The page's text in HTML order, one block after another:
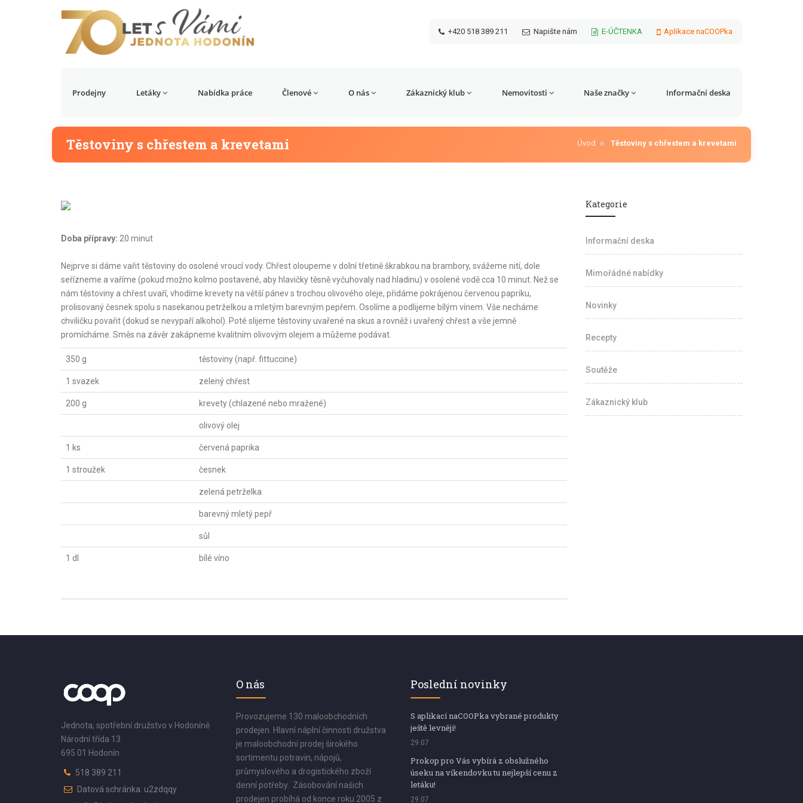
+420 518 389 211 Napište nám E-ÚČTENKA Aplikace naCOOPka
Prodejny Letáky Nabídka práce Členové O nás Zákaznický klub Nemovitosti Naše značky Informační deska
Těstoviny s chřestem a krevetami Úvod Těstoviny s chřestem a krevetami
Doba přípravy: 20 minut
Nejprve si dáme vařit těstoviny do osolené vroucí vody. Chřest oloupeme v dolní třetině škrabkou na brambory, svážeme nití, dole
seřízneme a vaříme (pokud možno kolmo postavené, aby hlavičky těsně vyčuhovaly nad hladinu) v osolené vodě cca 10 minut. Než se
nám těstoviny a chřest uvaří, vhodíme krevety na větší pánev s trochou olivového oleje, přidáme pokrájenou červenou papriku,
prolisovaný česnek spolu s nasekanou petrželkou a mletým barevným pepřem. Osolíme a podlijeme bílým vínem. Vše necháme
chviličku povařit (dokud se nevypaří alkohol). Poté slijeme těstoviny uvařené na skus a rovněž i uvařený chřest a vše jemně
promícháme. Směs na závěr zakápneme kvalitním olivovým olejem a můžeme podávat.
350 g těstoviny (např. fittuccine)
1 svazek zelený chřest
200 g krevety (chlazené nebo mražené)
olivový olej
1 ks červená paprika
1 stroužek česnek
zelená petrželka
barevný mletý pepř
sůl
1 dl bílé víno
Kategorie
Informační deska
Mimořádné nabídky
Novinky
Recepty
Soutěže
Zákaznický klub
Jednota, spotřební družstvo v Hodoníně
Národní třída 13
695 01 Hodonín
518 389 211
Datová schránka: u2zdqqy
O nás
Provozujeme 130 maloobchodních
prodejen. Hlavní náplní činnosti družstva
je maloobchodní prodej širokého
sortimentu potravin, nápojů,
průmyslového a drogistického zboží
denní potřeby. Zásobování našich
prodejen probíhá od konce roku 2005 z
Poslední novinky
S aplikací naCOOPka vybrané produkty
ještě levněji!
29.07
Prokop pro Vás vybírá z obslužného
úseku na víkendovku tu nejlepší cenu z
letáku!
29.07